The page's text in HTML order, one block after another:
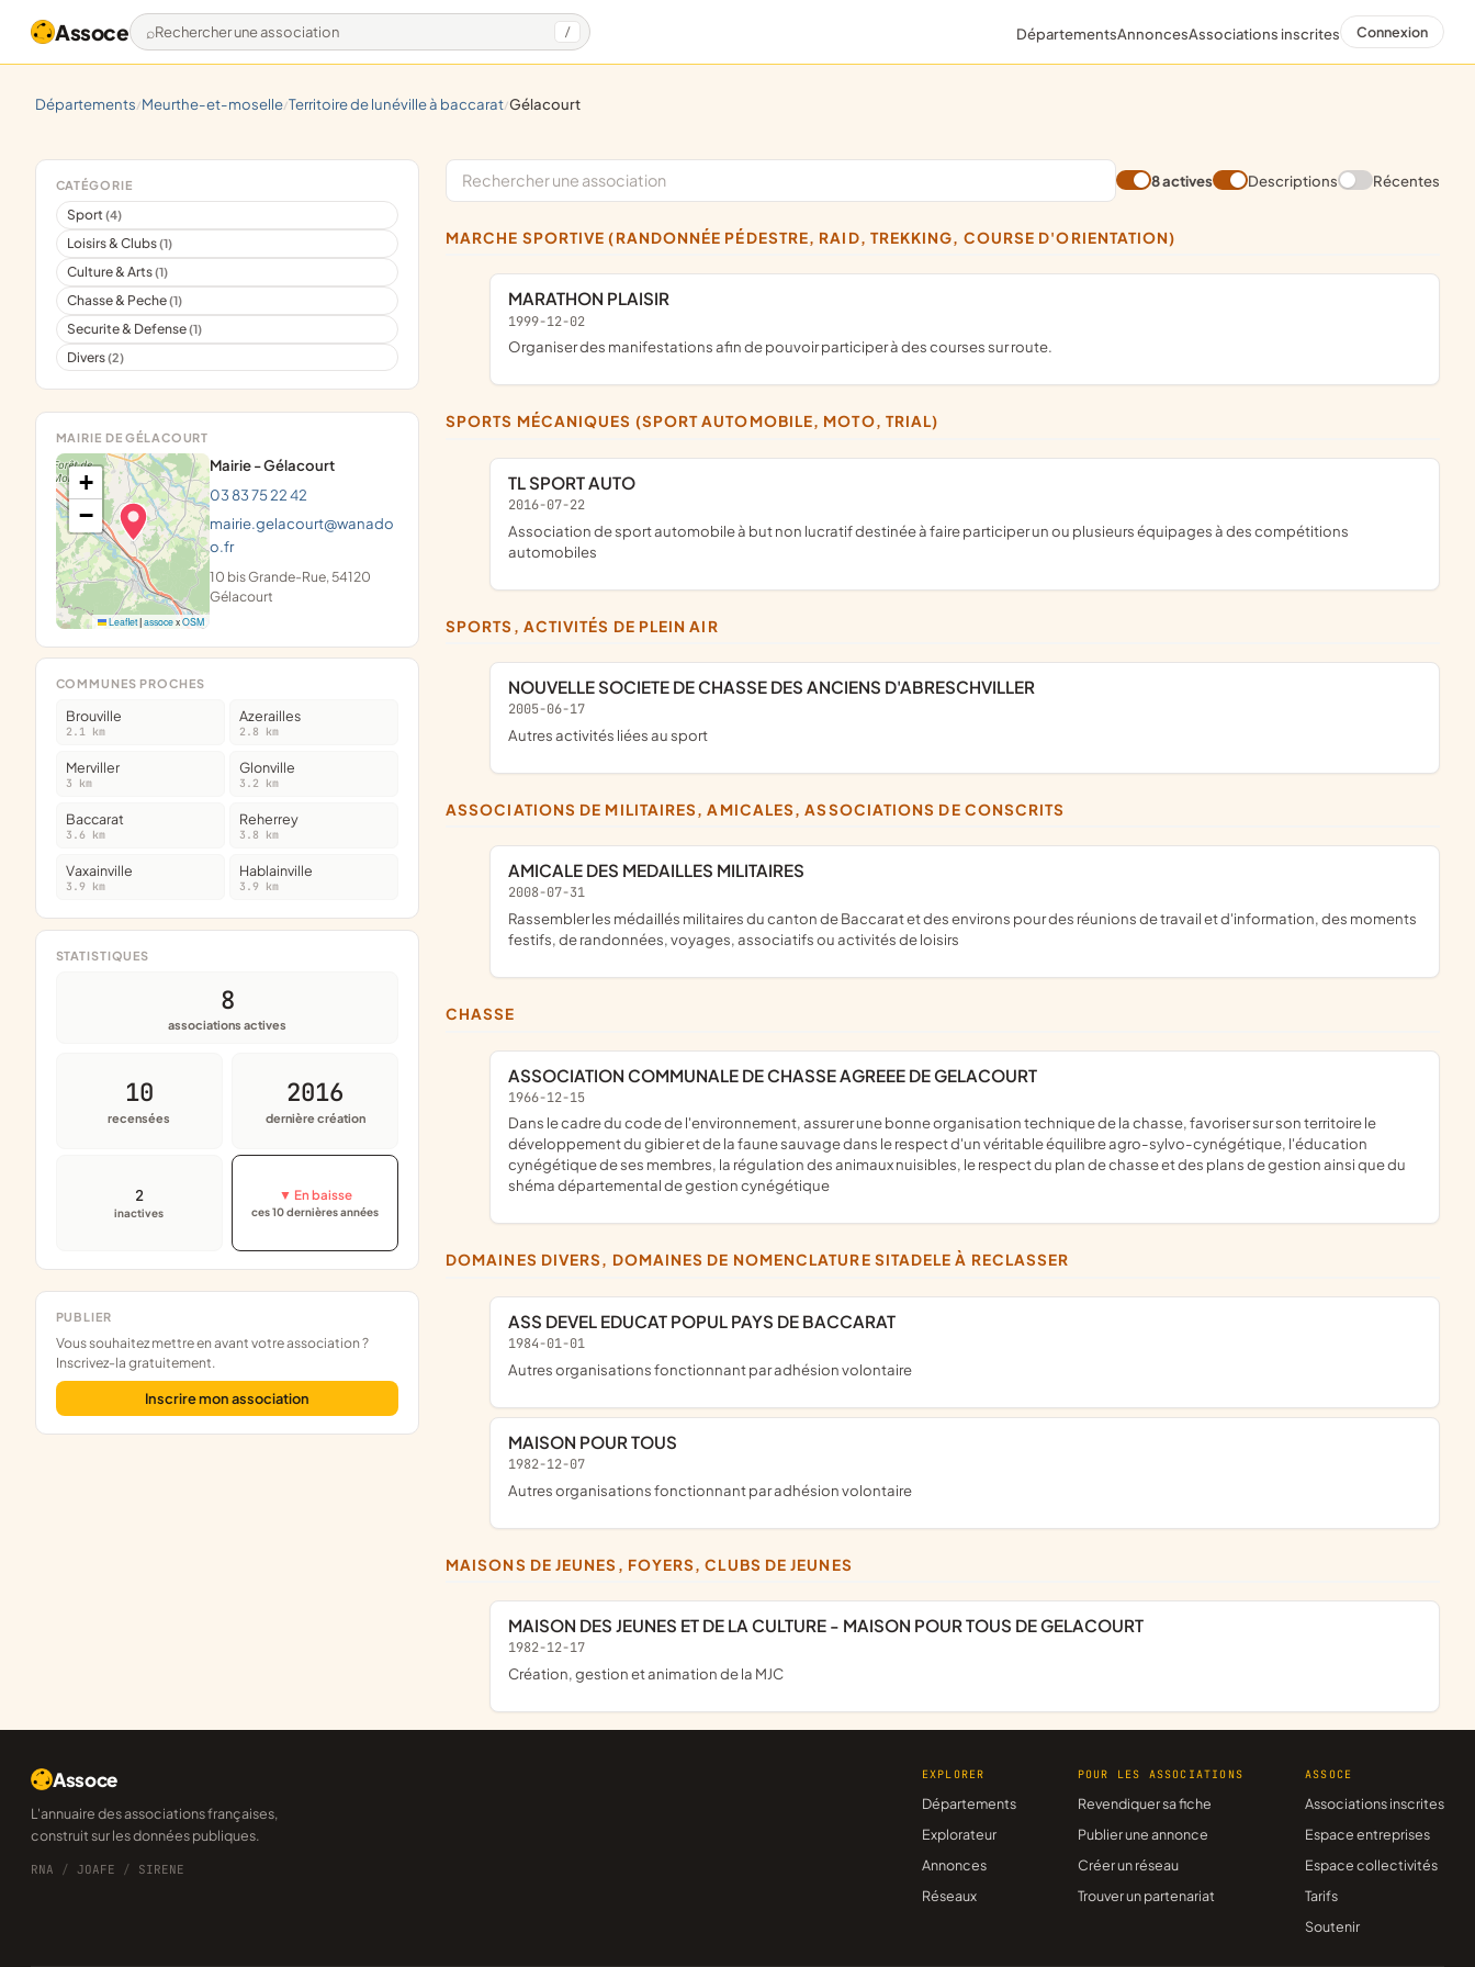
Assoce Rechercher une association / DépartementsAnnoncesAssociations inscrites Connexion
départements/ meurthe-et-moselle/ territoire de lunéville à baccarat/ gélacourt
CATÉGORIE
Sport(4)
Loisirs & Clubs(1)
Culture & Arts(1)
Chasse & Peche(1)
Securite & Defense(1)
Divers(2)
STATISTIQUES
8
associations actives
10
recensées
2016
dernière création
2
inactives
▼ En baisse
ces 10 dernières années
PUBLIER
Vous souhaitez mettre en avant votre association ?
Inscrivez-la gratuitement.
Inscrire mon association
8 actives Descriptions Récentes
MARCHE SPORTIVE (RANDONNÉE PÉDESTRE, RAID, TREKKING, COURSE D'ORIENTATION)
MARATHON PLAISIR
1999-12-02
Organiser des manifestations afin de pouvoir participer à des courses sur route.
SPORTS MÉCANIQUES (SPORT AUTOMOBILE, MOTO, TRIAL)
TL SPORT AUTO
2016-07-22
association de sport automobile à but non lucratif destinée à faire participer un ou plusieurs équipages à des compétitions
automobiles
SPORTS, ACTIVITÉS DE PLEIN AIR
NOUVELLE SOCIETE DE CHASSE DES ANCIENS D'ABRESCHVILLER
2005-06-17
Autres activités liées au sport
ASSOCIATIONS DE MILITAIRES, AMICALES, ASSOCIATIONS DE CONSCRITS
AMICALE DES MEDAILLES MILITAIRES
2008-07-31
rassembler les médaillés militaires du canton de Baccarat et des environs pour des réunions de travail et d'information, des moments
festifs, de randonnées, voyages, associatifs ou activités de loisirs
CHASSE
ASSOCIATION COMMUNALE DE CHASSE AGREEE DE GELACOURT
1966-12-15
dans le cadre du code de l'environnement, assurer une bonne organisation technique de la chasse, favoriser sur son territoire le
développement du gibier et de la faune sauvage dans le respect d'un véritable équilibre agro-sylvo-cynégétique, l'éducation
cynégétique de ses membres, la régulation des animaux nuisibles, le respect du plan de chasse et des plans de gestion ainsi que du
shéma départemental de gestion cynégétique
DOMAINES DIVERS, DOMAINES DE NOMENCLATURE SITADELE À RECLASSER
ASS DEVEL EDUCAT POPUL PAYS DE BACCARAT
1984-01-01
Autres organisations fonctionnant par adhésion volontaire
MAISON POUR TOUS
1982-12-07
Autres organisations fonctionnant par adhésion volontaire
MAISONS DE JEUNES, FOYERS, CLUBS DE JEUNES
MAISON DES JEUNES ET DE LA CULTURE - MAISON POUR TOUS DE GELACOURT
1982-12-17
création, gestion et animation de la MJC
MAIRIE DE GÉLACOURT
+
−
Leaflet|assocexOSM
Mairie - Gélacourt
03 83 75 22 42
mairie.gelacourt@wanado
o.fr
10 bis Grande-Rue, 54120
Gélacourt
COMMUNES PROCHES
Brouville
2.1 km
Azerailles
2.8 km
Merviller
3 km
Glonville
3.2 km
Baccarat
3.6 km
Reherrey
3.8 km
Vaxainville
3.9 km
Hablainville
3.9 km
Assoce
L'annuaire des associations françaises,
construit sur les données publiques.
RNA / JOAFE / SIRENE
EXPLORER
Départements
Explorateur
Annonces
Réseaux
POUR LES ASSOCIATIONS
Revendiquer sa fiche
Publier une annonce
Créer un réseau
Trouver un partenariat
ASSOCE
Associations inscrites
Espace entreprises
Espace collectivités
Tarifs
Soutenir